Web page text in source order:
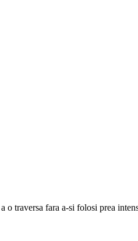
o traversa fara a-si folosi prea